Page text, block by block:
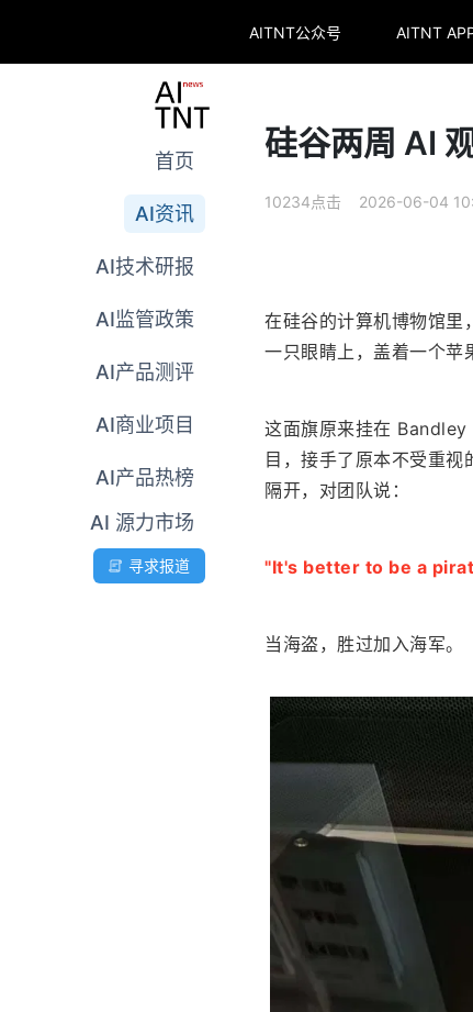
AITNT公众号 AITNT
首页
AI资讯
AI技术研报
AI监管政策
AI产品测评
AI商业项目
AI产品热榜
AI 源力市场
寻求报道
硅谷两周 AI
10234点击 2026-06-04
在硅谷的计算机博物馆里
一只眼睛上，盖着一个苹
这面旗原来挂在
目，接手了原本不受重
隔开，对团队说：
"It's better to be a
当海盗，胜过加入海军。